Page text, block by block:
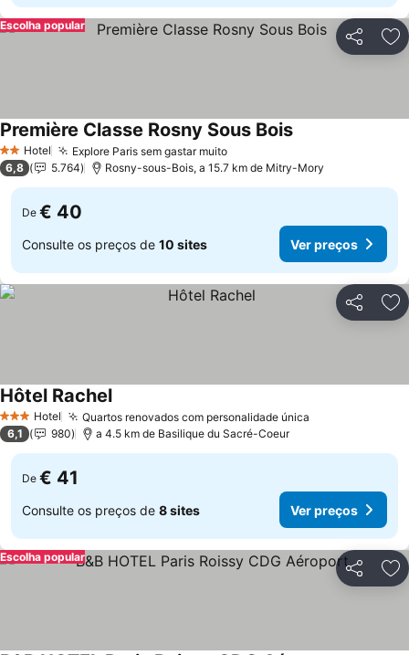
Partilhar
Escolha popular
2 Estrelas
Hotel Explore Paris sem gastar muito
Première Classe Rosny Sous Bois
6,8 5.764 Rosny-sous-Bois, a 15.7 km de Mitry-Mory
De € 40
Consulte os preços de 10 sites Ver preços
Partilhar
3 EstrelasHotel Quartos renovados com personalidade única
Hôtel Rachel
6,1 980 a 4.5 km de Basilique du Sacré-Coeur
De € 41
Consulte os preços de 8 sites Ver preços
Partilhar
Escolha popular